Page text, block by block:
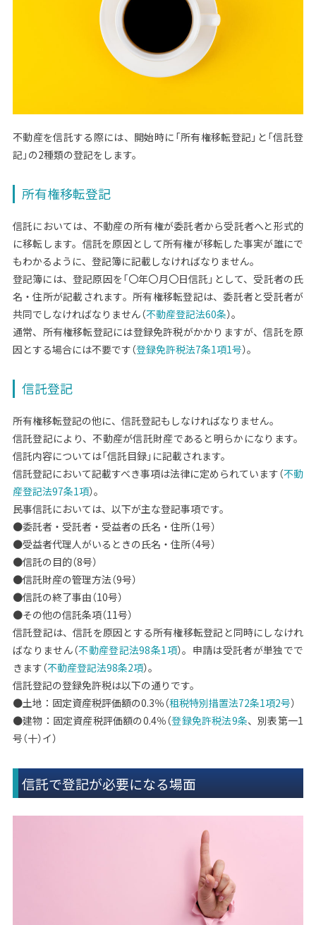
不動産を信託する際には、開始時に「所有権移転登記」と「信託登
記」の2種類の登記をします。
所有権移転登記
信託においては、不動産の所有権が委託者から受託者へと形式的
に移転します。信託を原因として所有権が移転した事実が誰にで
もわかるように、登記簿に記載しなければなりません。
登記簿には、登記原因を「〇年〇月〇日信託」として、受託者の氏
名・住所が記載されます。所有権移転登記は、委託者と受託者が
共同でしなければなりません（不動産登記法60条）。
通常、所有権移転登記には登録免許税がかかりますが、信託を原
因とする場合には不要です（登録免許税法7条1項1号）。
信託登記
所有権移転登記の他に、信託登記もしなければなりません。
信託登記により、不動産が信託財産であると明らかになります。
信託内容については「信託目録」に記載されます。
信託登記において記載すべき事項は法律に定められています（不動
産登記法97条1項）。
民事信託においては、以下が主な登記事項です。
●委託者・受託者・受益者の氏名・住所（1号）
●受益者代理人がいるときの氏名・住所（4号）
●信託の目的（8号）
●信託財産の管理方法（9号）
●信託の終了事由（10号）
●その他の信託条項（11号）
信託登記は、信託を原因とする所有権移転登記と同時にしなけれ
ばなりません（不動産登記法98条1項）。申請は受託者が単独でで
きます（不動産登記法98条2項）。
信託登記の登録免許税は以下の通りです。
●土地：固定資産税評価額の0.3％（租税特別措置法72条1項2号）
●建物：固定資産税評価額の0.4％（登録免許税法9条、別表第一1
号（十）イ）
信託で登記が必要になる場面